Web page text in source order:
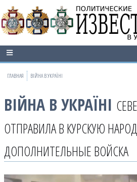
ГЛАВНАЯ ВІЙНА В УКРАЇНІ
ВІЙНА В УКРАЇНІ
ОТПРАВИЛА В КУРСКУЮ
ДОПОЛНИТЕЛЬНЫЕ ВОЙСКА